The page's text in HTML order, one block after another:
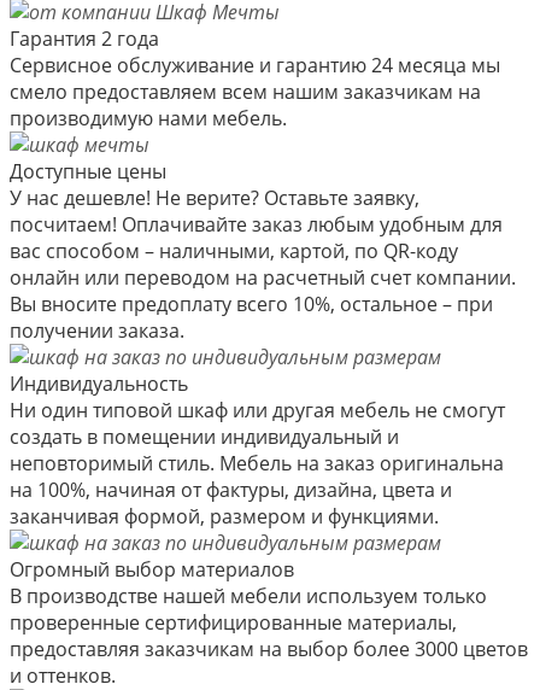
Гарантия 2 года
Сервисное обслуживание и гарантию 24 месяца мы
смело предоставляем всем нашим заказчикам на
производимую нами мебель.
Доступные цены
У нас дешевле! Не верите? Оставьте заявку,
посчитаем! Оплачивайте заказ любым удобным для
вас способом – наличными, картой, по QR-коду
онлайн или переводом на расчетный счет компании.
Вы вносите предоплату всего 10%, остальное – при
получении заказа.
Индивидуальность
Ни один типовой шкаф или другая мебель не смогут
создать в помещении индивидуальный и
неповторимый стиль. Мебель на заказ оригинальна
на 100%, начиная от фактуры, дизайна, цвета и
заканчивая формой, размером и функциями.
Огромный выбор материалов
В производстве нашей мебели используем только
проверенные сертифицированные материалы,
предоставляя заказчикам на выбор более 3000 цветов
и оттенков.